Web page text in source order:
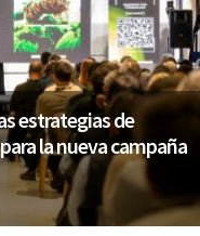
estrategias de
la nueva campaña